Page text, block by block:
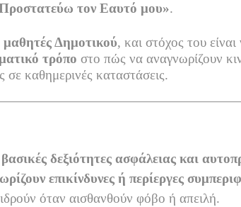
τον Εαυτό μου».
μαθητές Δημοτικού, και στόχος του είναι
τρόπο στο πώς να αναγνωρίζουν
καθημερινές καταστάσεις.
βασικές δεξιότητες ασφάλειας και
επικίνδυνες ή περίεργες
όταν αισθανθούν φόβο ή απειλή.